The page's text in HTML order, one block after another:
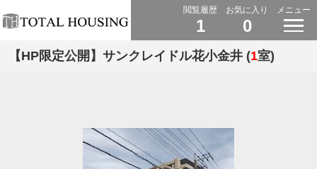
閲覧履歴
1
お気に入り
0
メニュー
【HP限定公開】サンクレイドル花小金井 (1室)